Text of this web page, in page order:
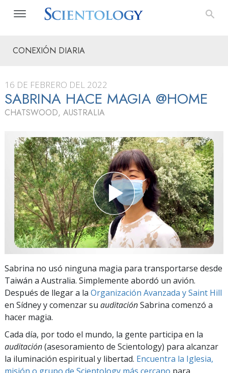
CONEXIÓN DIARIA
16 DE FEBRERO DEL 2022
SABRINA HACE MAGIA @HOME
CHATSWOOD, AUSTRALIA
Sabrina no usó ninguna magia para transportarse desde
Taiwán a Australia. Simplemente abordó un avión.
Después de llegar a la Organización Avanzada y Saint Hill
en Sídney y comenzar su auditaciónSabrina comenzó a
hacer magia.
Cada día, por todo el mundo, la gente participa en la
auditación(asesoramiento de Scientology) para alcanzar
la iluminación espiritual y libertad. Encuentra la Iglesia,